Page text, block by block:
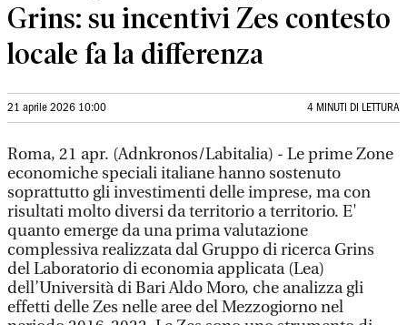
Grins: su incentivi Zes contesto
locale fa la differenza
21 aprile 2026 10:00 4 MINUTI DI LETTURA
Roma, 21 apr. (Adnkronos/Labitalia) - Le prime Zone
economiche speciali italiane hanno sostenuto
soprattutto gli investimenti delle imprese, ma con
risultati molto diversi da territorio a territorio. E'
quanto emerge da una prima valutazione
complessiva realizzata dal Gruppo di ricerca Grins
del Laboratorio di economia applicata (Lea)
dell’Università di Bari Aldo Moro, che analizza gli
effetti delle Zes nelle aree del Mezzogiorno nel